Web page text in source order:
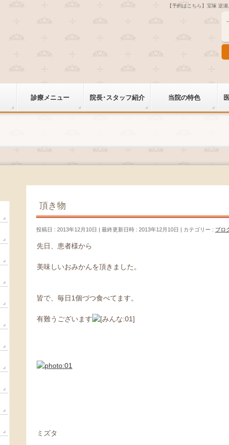
【予約はこちら】宝塚 逆
診療メニュー 院長･スタッフ紹介 当院の特色
頂き物
投稿日 : 2013年12月10日 最終更新日時 : 2013年12月10日 カテゴリー : ブロ
先日、患者様から
美味しいおみかんを頂きました。
皆で、毎日1個づつ食べてます。
有難うございます
ミズタ